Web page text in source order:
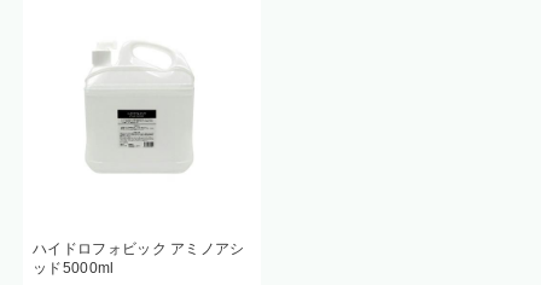
ハイドロフォビック アミノアシ
ッド5000ml